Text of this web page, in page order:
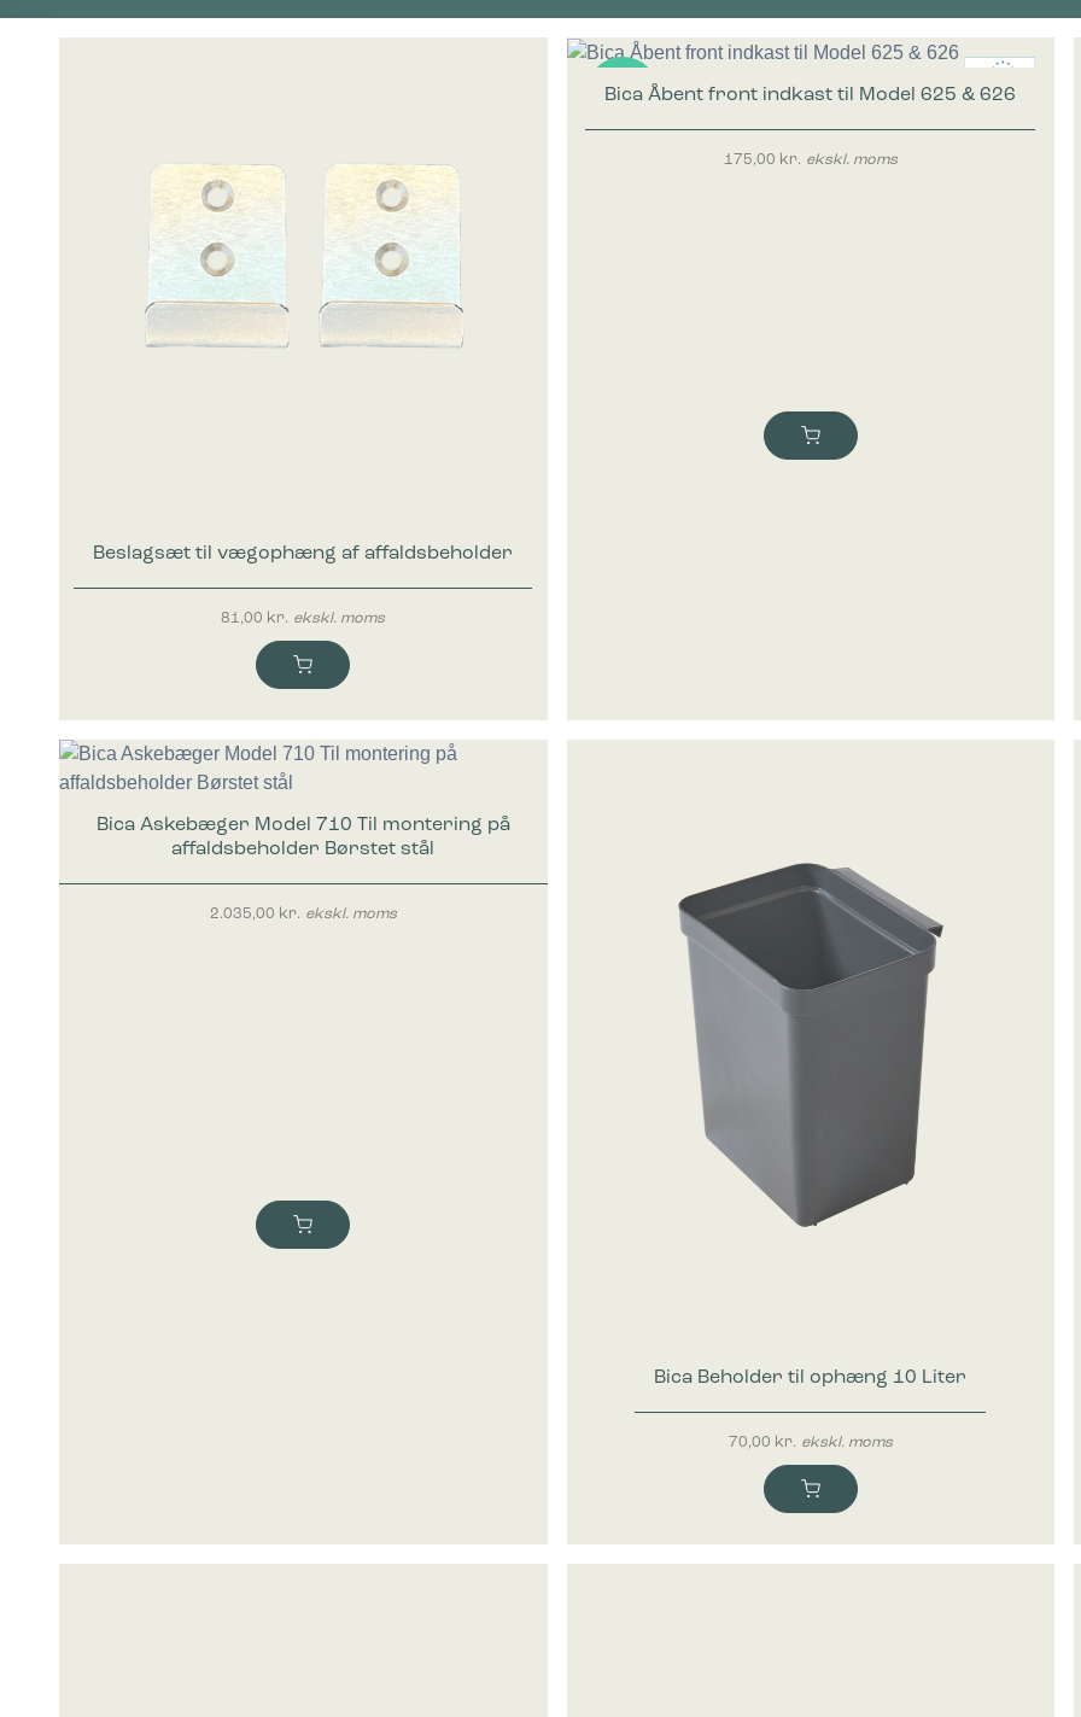
Beslagsæt til vægophæng af affaldsbeholder
81,00 kr. ekskl. moms
Nyhed
Bica Åbent front indkast til Model 625 & 626
175,00 kr. ekskl. moms
Bica Askebæger Model 710 Til montering på
affaldsbeholder Børstet stål
2.035,00 kr. ekskl. moms
Bica Beholder til ophæng 10 Liter
70,00 kr. ekskl. moms